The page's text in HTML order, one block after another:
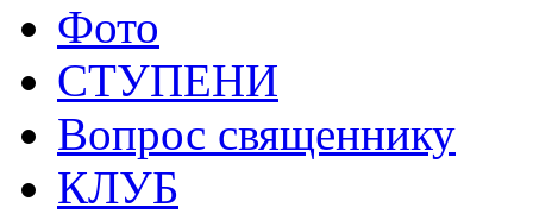
Фото
СТУПЕНИ
Вопрос священнику
КЛУБ